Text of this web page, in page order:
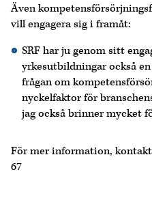
Även
vill engagera sig i framåt:
SRF har ju genom sitt
yrkesutbildningar också
frågan om
nyckelfaktor för
jag också brinner mycket
För mer information,
67